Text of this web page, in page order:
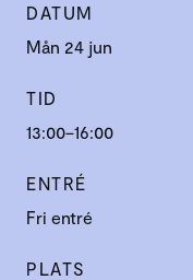
DATUM
Mån 24 jun
TID
13:00–16:00
ENTRÉ
Fri entré
PLATS